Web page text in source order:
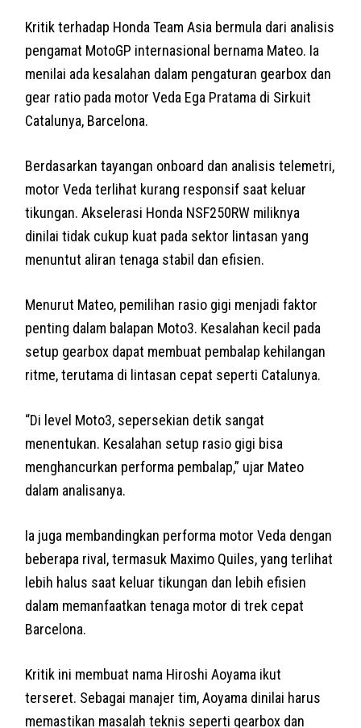
Kritik terhadap Honda Team Asia bermula dari analisis
pengamat MotoGP internasional bernama Mateo. Ia
menilai ada kesalahan dalam pengaturan gearbox dan
gear ratio pada motor Veda Ega Pratama di Sirkuit
Catalunya, Barcelona.
Berdasarkan tayangan onboard dan analisis telemetri,
motor Veda terlihat kurang responsif saat keluar
tikungan. Akselerasi Honda NSF250RW miliknya
dinilai tidak cukup kuat pada sektor lintasan yang
menuntut aliran tenaga stabil dan efisien.
Menurut Mateo, pemilihan rasio gigi menjadi faktor
penting dalam balapan Moto3. Kesalahan kecil pada
setup gearbox dapat membuat pembalap kehilangan
ritme, terutama di lintasan cepat seperti Catalunya.
“Di level Moto3, sepersekian detik sangat
menentukan. Kesalahan setup rasio gigi bisa
menghancurkan performa pembalap,” ujar Mateo
dalam analisanya.
Ia juga membandingkan performa motor Veda dengan
beberapa rival, termasuk Maximo Quiles, yang terlihat
lebih halus saat keluar tikungan dan lebih efisien
dalam memanfaatkan tenaga motor di trek cepat
Barcelona.
Kritik ini membuat nama Hiroshi Aoyama ikut
terseret. Sebagai manajer tim, Aoyama dinilai harus
memastikan masalah teknis seperti gearbox dan